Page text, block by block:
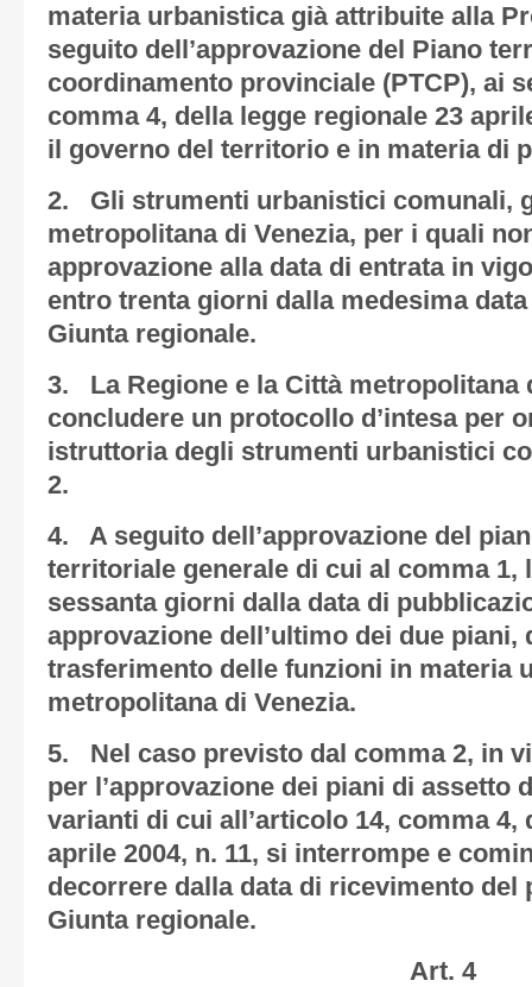
materia urbanistica già attribuite alla
seguito dell’approvazione del Piano
coordinamento provinciale (PTCP), ai
comma 4, della legge regionale 23
il governo del territorio e in materia di
2. Gli strumenti urbanistici comunali,
metropolitana di Venezia, per i quali
approvazione alla data di entrata in
entro trenta giorni dalla medesima
Giunta regionale.
3. La Regione e la Città metropolitana
concludere un protocollo d’intesa per
istruttoria degli strumenti urbanistici
2.
4. A seguito dell’approvazione del
territoriale generale di cui al comma 1,
sessanta giorni dalla data di
approvazione dell’ultimo dei due
trasferimento delle funzioni in materia
metropolitana di Venezia.
5. Nel caso previsto dal comma 2, in
per l’approvazione dei piani di assetto
varianti di cui all’articolo 14, comma 4,
aprile 2004, n. 11, si interrompe e
decorrere dalla data di ricevimento del
Giunta regionale.
Art. 4